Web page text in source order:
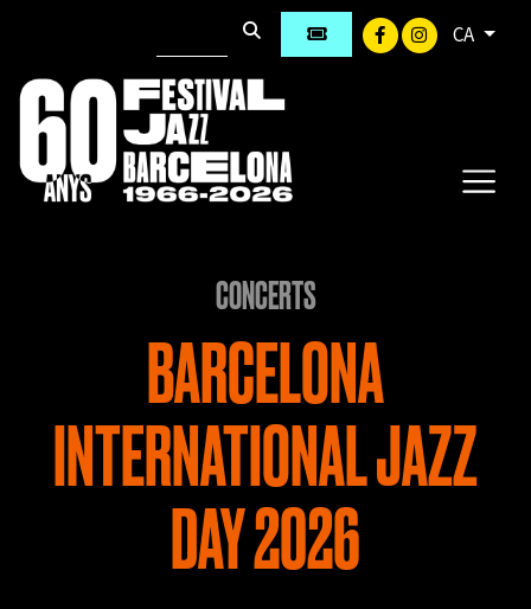
CA
CONCERTS
BARCELONA
INTERNATIONAL JAZZ
DAY 2026